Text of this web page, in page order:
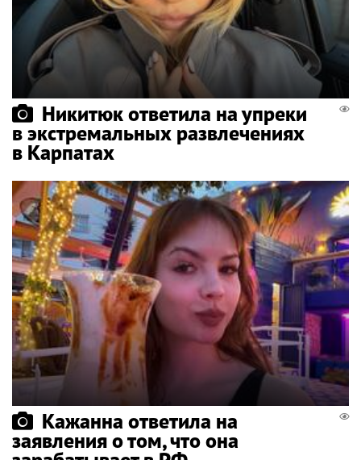
Никитюк ответила на упреки
в экстремальных развлечениях
в Карпатах
Кажанна ответила на
заявления о том, что она